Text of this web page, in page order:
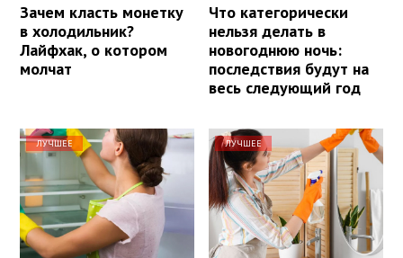
Зачем класть монетку
в холодильник?
Лайфхак, о котором
молчат
Что категорически
нельзя делать в
новогоднюю ночь:
последствия будут на
весь следующий год
ЛУЧШЕЕ ЛУЧШЕЕ